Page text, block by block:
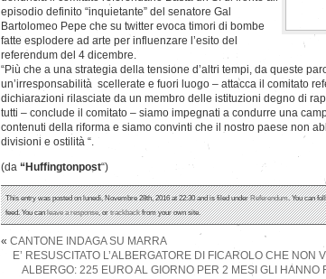
episodio definito “inquietante” del senatore Gal
Bartolomeo Pepe che su twitter evoca timori di bombe
fatte esplodere ad arte per influenzare l’esito del
referendum del 4 dicembre.
“Più che a una strategia della tensione d’altri tempi, da queste
un’irresponsabilità scellerate e fuori luogo – attacca il comitato
dichiarazioni rilasciate da un membro delle istituzioni degno di
tutti – conclude il comitato – siamo impegnati a condurre una
contenuti della riforma e siamo convinti che il nostro paese non
divisioni e ostilità “.
(da “Huffingtonpost“)
This entry was posted on lunedì, Novembre 28th, 2016 at 22:30 and is filed underReferendum. You can
feed. You canleave a response, ortrackbackfrom your own site.
« CANTONE INDAGA SU MARRA
E’ RESUSCITATO L’ALBERGATORE DI FICAROLO CHE NON
ALBERGO: 225 EURO AL GIORNO PER 2 MESI GLI HANNO